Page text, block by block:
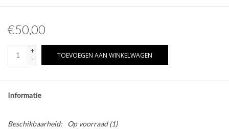
€50,00
+
-
TOEVOEGEN AAN WINKELWAGEN
Informatie
Beschikbaarheid: Op voorraad(1)